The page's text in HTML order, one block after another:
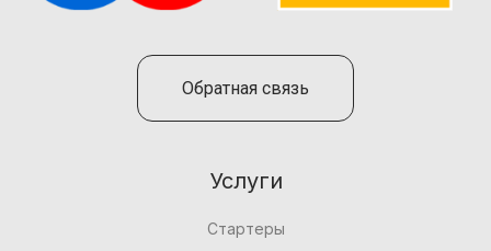
Обратная связь
Услуги
Стартеры